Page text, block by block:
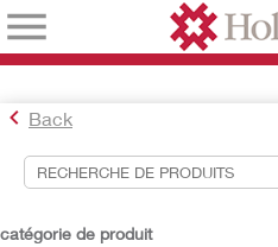
Back
catégorie de produit
Outils de recherche
Vos sélections: